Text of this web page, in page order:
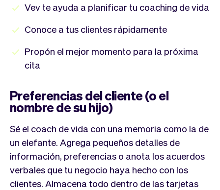
Vev te ayuda a planificar tu coaching de vida
Conoce a tus clientes rápidamente
Propón el mejor momento para la próxima
cita
Preferencias del cliente (o el
nombre de su hijo)
Sé el coach de vida con una memoria como la de
un elefante. Agrega pequeños detalles de
información, preferencias o anota los acuerdos
verbales que tu negocio haya hecho con los
clientes. Almacena todo dentro de las tarjetas